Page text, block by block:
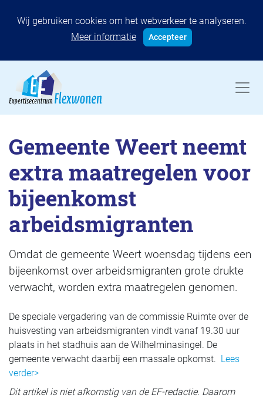
Wij gebruiken cookies om het webverkeer te analyseren.
Meer informatie
Accepteer
Gemeente Weert neemt
extra maatregelen voor
bijeenkomst
arbeidsmigranten
Omdat de gemeente Weert woensdag tijdens een
bijeenkomst over arbeidsmigranten grote drukte
verwacht, worden extra maatregelen genomen.
De speciale vergadering van de commissie Ruimte over de
huisvesting van arbeidsmigranten vindt vanaf 19.30 uur
plaats in het stadhuis aan de Wilhelminasingel. De
gemeente verwacht daarbij een massale opkomst. Lees
verder>
Dit artikel is niet afkomstig van de EF-redactie. Daarom